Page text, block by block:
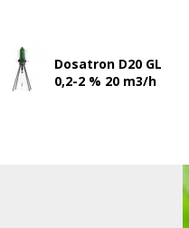
Dosatron D20 GL
0,2-2 % 20 m3/h